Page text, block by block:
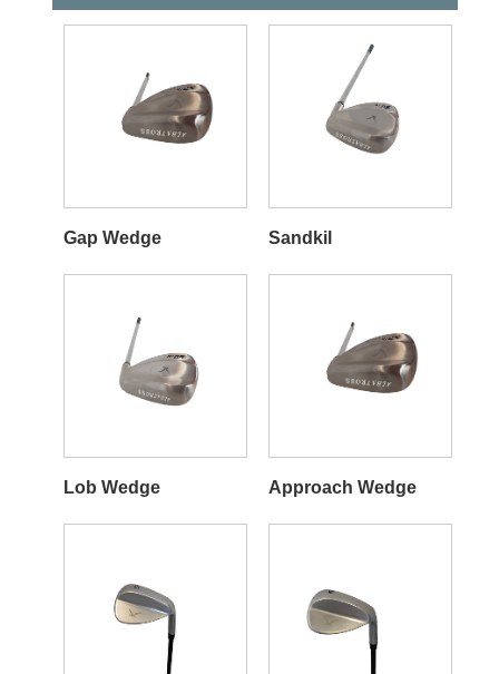
Gap Wedge Sandkil
Lob Wedge Approach Wedge